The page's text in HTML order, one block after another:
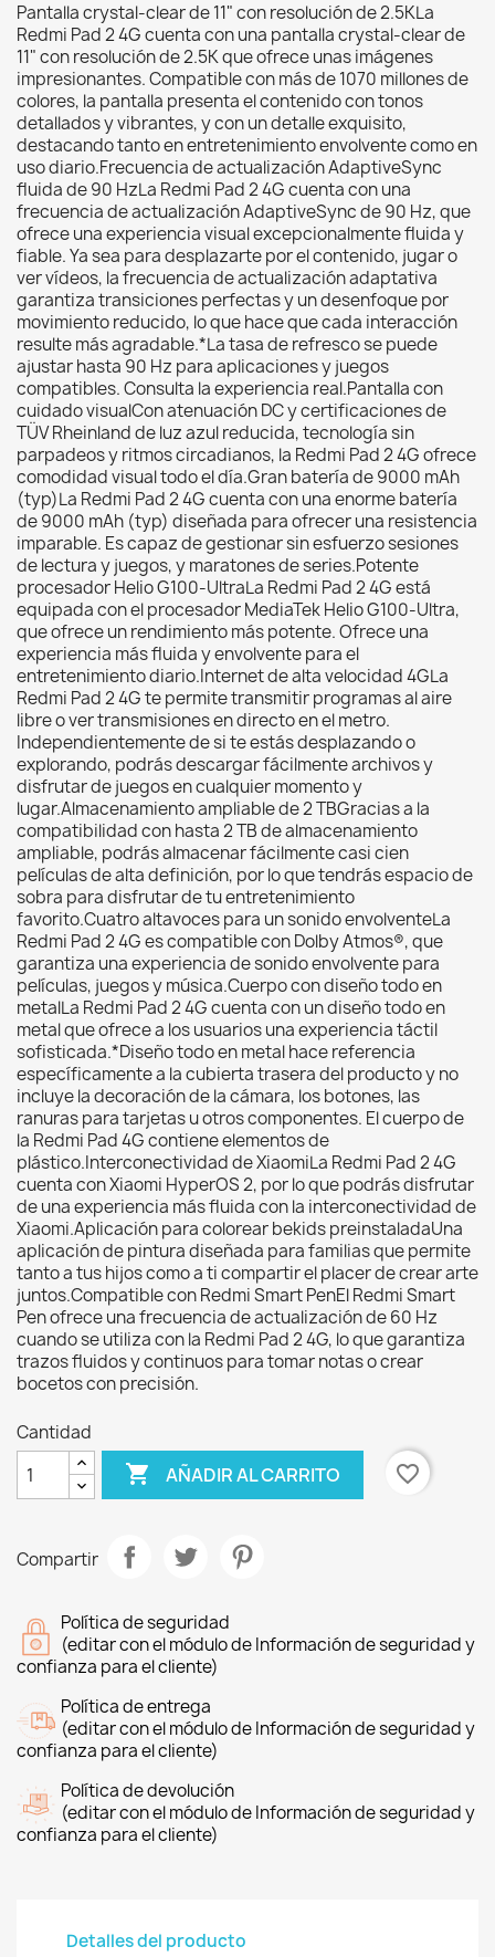
Pantalla crystal-clear de 11" con resolución de 2.5KLa
Redmi Pad 2 4G cuenta con una pantalla crystal-clear de
11" con resolución de 2.5K que ofrece unas imágenes
impresionantes. Compatible con más de 1070 millones de
colores, la pantalla presenta el contenido con tonos
detallados y vibrantes, y con un detalle exquisito,
destacando tanto en entretenimiento envolvente como en
uso diario.Frecuencia de actualización AdaptiveSync
fluida de 90 HzLa Redmi Pad 2 4G cuenta con una
frecuencia de actualización AdaptiveSync de 90 Hz, que
ofrece una experiencia visual excepcionalmente fluida y
fiable. Ya sea para desplazarte por el contenido, jugar o
ver vídeos, la frecuencia de actualización adaptativa
garantiza transiciones perfectas y un desenfoque por
movimiento reducido, lo que hace que cada interacción
resulte más agradable.*La tasa de refresco se puede
ajustar hasta 90 Hz para aplicaciones y juegos
compatibles. Consulta la experiencia real.Pantalla con
cuidado visualCon atenuación DC y certificaciones de
TÜV Rheinland de luz azul reducida, tecnología sin
parpadeos y ritmos circadianos, la Redmi Pad 2 4G ofrece
comodidad visual todo el día.Gran batería de 9000 mAh
(typ)La Redmi Pad 2 4G cuenta con una enorme batería
de 9000 mAh (typ) diseñada para ofrecer una resistencia
imparable. Es capaz de gestionar sin esfuerzo sesiones
de lectura y juegos, y maratones de series.Potente
procesador Helio G100-UltraLa Redmi Pad 2 4G está
equipada con el procesador MediaTek Helio G100-Ultra,
que ofrece un rendimiento más potente. Ofrece una
experiencia más fluida y envolvente para el
entretenimiento diario.Internet de alta velocidad 4GLa
Redmi Pad 2 4G te permite transmitir programas al aire
libre o ver transmisiones en directo en el metro.
Independientemente de si te estás desplazando o
explorando, podrás descargar fácilmente archivos y
disfrutar de juegos en cualquier momento y
lugar.Almacenamiento ampliable de 2 TBGracias a la
compatibilidad con hasta 2 TB de almacenamiento
ampliable, podrás almacenar fácilmente casi cien
películas de alta definición, por lo que tendrás espacio de
sobra para disfrutar de tu entretenimiento
favorito.Cuatro altavoces para un sonido envolventeLa
Redmi Pad 2 4G es compatible con Dolby Atmos®, que
garantiza una experiencia de sonido envolvente para
películas, juegos y música.Cuerpo con diseño todo en
metalLa Redmi Pad 2 4G cuenta con un diseño todo en
metal que ofrece a los usuarios una experiencia táctil
sofisticada.*Diseño todo en metal hace referencia
específicamente a la cubierta trasera del producto y no
incluye la decoración de la cámara, los botones, las
ranuras para tarjetas u otros componentes. El cuerpo de
la Redmi Pad 4G contiene elementos de
plástico.Interconectividad de XiaomiLa Redmi Pad 2 4G
cuenta con Xiaomi HyperOS 2, por lo que podrás disfrutar
de una experiencia más fluida con la interconectividad de
Xiaomi.Aplicación para colorear bekids preinstaladaUna
aplicación de pintura diseñada para familias que permite
tanto a tus hijos como a ti compartir el placer de crear arte
juntos.Compatible con Redmi Smart PenEl Redmi Smart
Pen ofrece una frecuencia de actualización de 60 Hz
cuando se utiliza con la Redmi Pad 2 4G, lo que garantiza
trazos fluidos y continuos para tomar notas o crear
bocetos con precisión.
Cantidad
 AÑADIR AL CARRITO favorite_border
Compartir
Política de seguridad
(editar con el módulo de Información de seguridad y
confianza para el cliente)
Política de entrega
(editar con el módulo de Información de seguridad y
confianza para el cliente)
Política de devolución
(editar con el módulo de Información de seguridad y
confianza para el cliente)
Detalles del producto